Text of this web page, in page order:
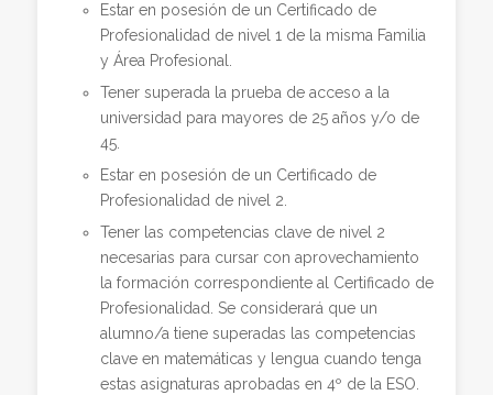
Estar en posesión de un Certificado de
Profesionalidad de nivel 1 de la misma Familia
y Área Profesional.
Tener superada la prueba de acceso a la
universidad para mayores de 25 años y/o de
45.
Estar en posesión de un Certificado de
Profesionalidad de nivel 2.
Tener las competencias clave de nivel 2
necesarias para cursar con aprovechamiento
la formación correspondiente al Certificado de
Profesionalidad. Se considerará que un
alumno/a tiene superadas las competencias
clave en matemáticas y lengua cuando tenga
estas asignaturas aprobadas en 4º de la ESO.